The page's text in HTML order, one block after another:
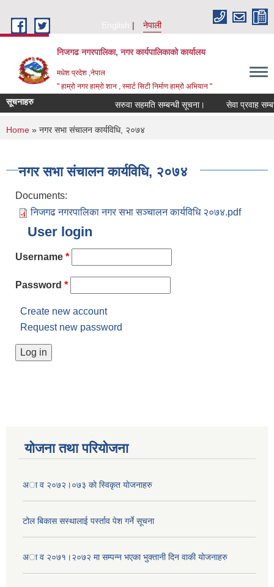
English
नेपाली
निजगढ नगरपालिका, नगर कार्यपालिकाको कार्यालय
मधेश प्रदेश ,नेपाल
" हाम्रो नगर हाम्रो शान , स्मार्ट सिटी निर्माण हाम्रो अभियान "
सूचनाहरु सरुवा सहमति सम्बन्धी सूचना। सेवा प्रवाह
You are here
Home » नगर सभा संचालन कार्यविधि, २०७४
नगर सभा संचालन कार्यविधि, २०७४
Documents:
निजगढ नगरपालिका नगर सभा सञ्चालन कार्यविधि २०७४.pdf
User login
Username *
Password *
Create new account
Request new password
योजना तथा परियोजना
अा व २०७२।०७३ काे स्विकृत याेजनाहरु
टोल बिकास स‌स्थालाई प‌र्स्ताव पेश गर्ने सूचना
अा‍ व २०७१।२०७२ मा सम्पन्न भएका भुक्तानी दिन वा‌की याेजनाहरु